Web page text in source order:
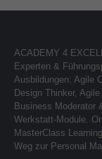
ACADEMY 4
Experten &
Ausbildungen: Agile
Design Thinker,
Business Moderator
Werkstatt-Module.
MasterClass
Weg zur Personal